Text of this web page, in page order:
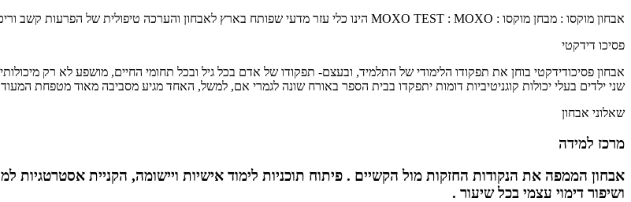
אבחון מוקסו : מבחן מוקסו : MOXO TEST : MOXO הינו כלי עזר מדעי שפותח בארץ לאבחון והערכה טיפולית של הפרעות קשב וריכוז. זהו מבחן ממוחשב חדשני
פסיכו דידקטי
אבחון פסיכודידקטי בוחן את תפקודו הלימודי של התלמיד, ובעצם- תפקודו של אדם בכל גיל ובכל תחומי החיים, מושפע לא רק
שני ילדים בעלי יכולות קוגניטיביות דומות יתפקדו בבית הספר באורח שונה לגמרי אם, למשל, האחד מגיע מסביבה מאוד מטפחת
שאלוני אבחון
מרכז למידה
אבחון הממפה את הנקודות החזקות מול הקשיים . פיתוח תוכניות לימוד אישיות ויישומה, הקניית אסטרטגיות
ושיפור דימוי עצמי בכל שיעור .